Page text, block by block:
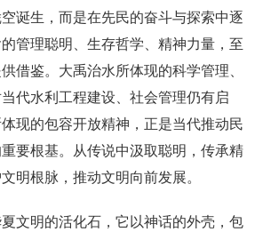
诞生，而是在先民的奋斗与探索中逐
管理聪明、生存哲学、精神力量，至
借鉴。大禹治水所体现的科学管理、
代水利工程建设、社会管理仍有启
现的包容开放精神，正是当代推动民
要根基。从传说中汲取聪明，传承精
明根脉，推动文明向前发展。
文明的活化石，它以神话的外壳，包